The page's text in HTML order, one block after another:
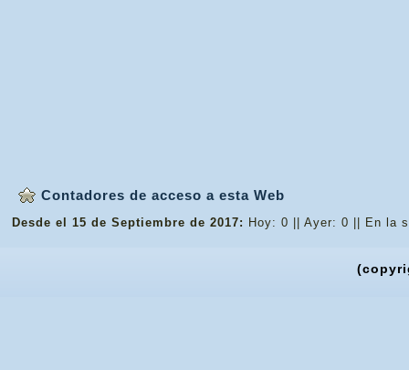
Contadores de acceso a esta Web
Desde el 15 de Septiembre de 2017: Hoy: 0 || Ayer: 0 || En la